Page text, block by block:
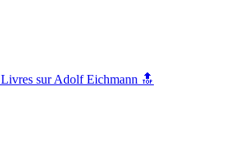
Livres sur Adolf Eichmann 🔝